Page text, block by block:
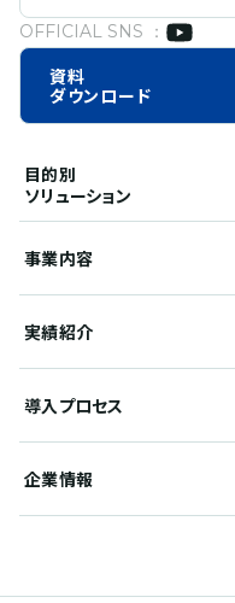
OFFICIAL SNS ：
資料
ダウンロード
目的別
ソリューション
事業内容
実績紹介
導入プロセス
企業情報